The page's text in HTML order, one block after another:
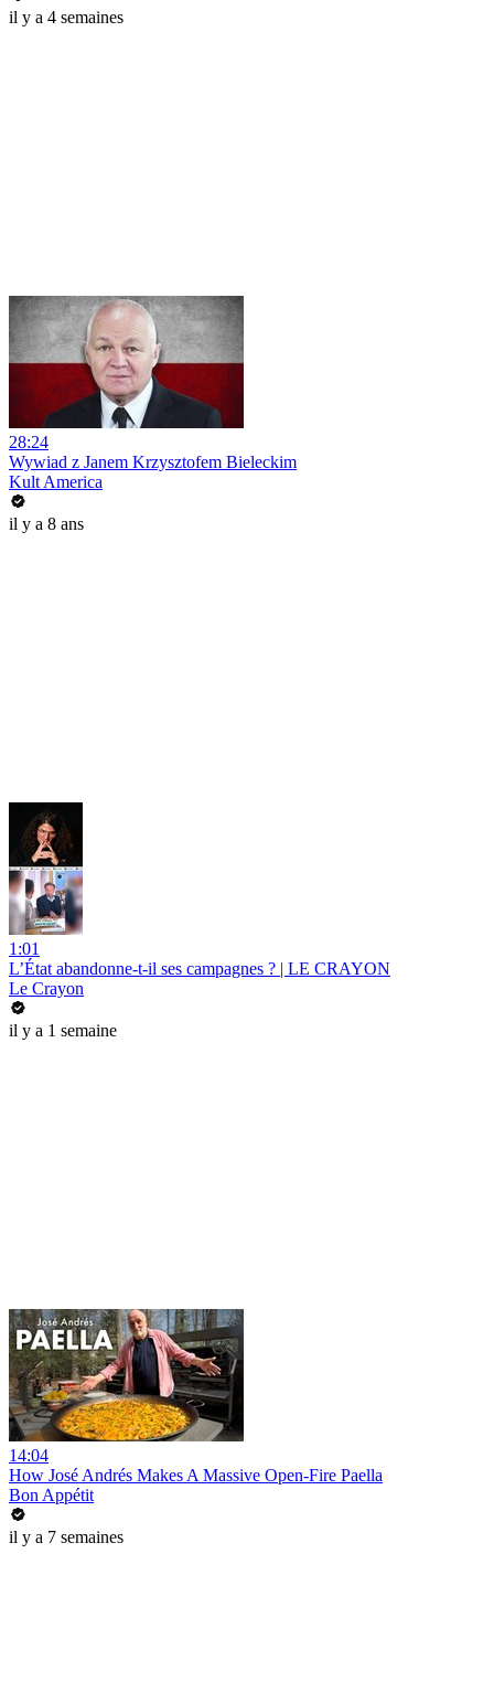
il y a 4 semaines
28:24
Wywiad z Janem Krzysztofem Bieleckim
Kult America
il y a 8 ans
1:01
L’État abandonne-t-il ses campagnes ? | LE CRAYON
Le Crayon
il y a 1 semaine
14:04
How José Andrés Makes A Massive Open-Fire Paella
Bon Appétit
il y a 7 semaines